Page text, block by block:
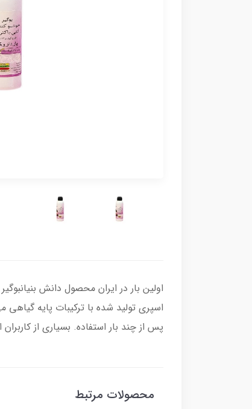
اولین بار در ایران محصول دانش
اسپری تولید شده با ترکیبات پایه
پس از چند بار استفاده. بسیاری از
محصولات مرتبط